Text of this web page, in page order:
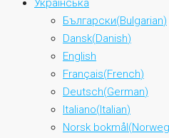
Українська
Български(Bulgarian)
Dansk(Danish)
English
Français(French)
Deutsch(German)
Italiano(Italian)
Norsk bokmål(